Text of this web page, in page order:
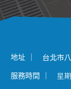
地址 台北市
服務時間 星